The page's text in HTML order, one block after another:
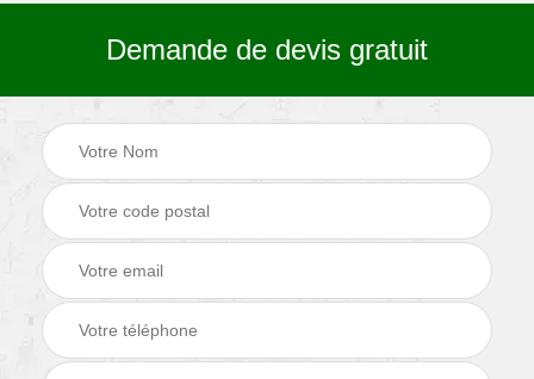
Demande de devis gratuit